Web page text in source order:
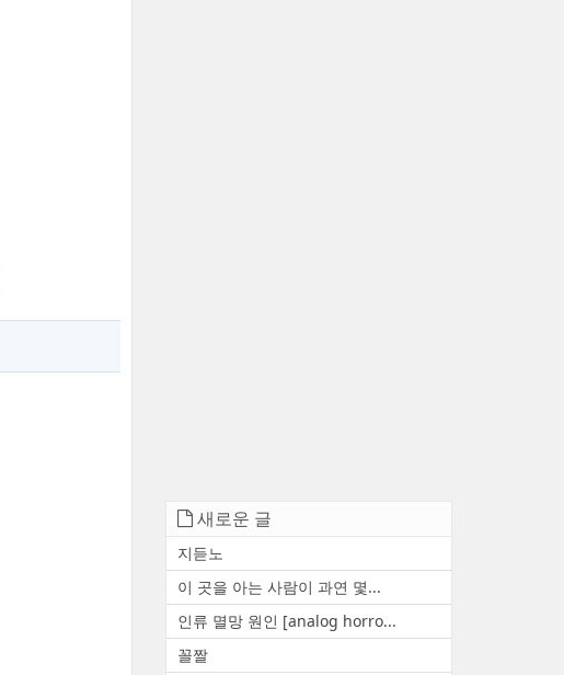
새로운 글
지듣노
이 곳을 아는 사람이 과연 몇...
인류 멸망 원인 [analog horro...
꼴짤